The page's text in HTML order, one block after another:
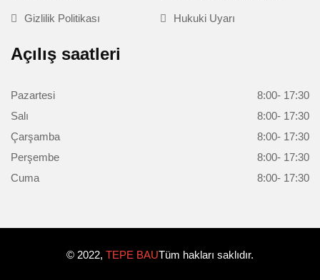
Gizlilik Politikası
Hukuki Uyarı
Açılış saatleri
Pazartesi
8:00- 17:30
Salı
8:00- 17:30
Çarşamba
8:00- 17:30
Perşembe
8:00- 17:30
Cuma
8:00- 17:30
© 2022, TEPE BAUTüm hakları saklıdır.